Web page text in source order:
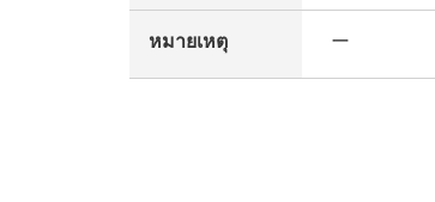
หมายเหตุ ー